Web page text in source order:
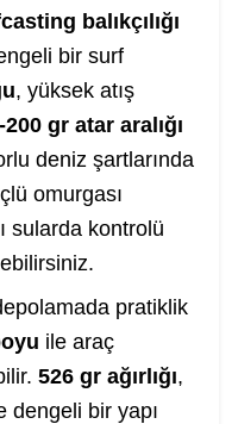
balıkçılığı
bir surf
, yüksek atış
200 gr atar aralığı
deniz şartlarında
omurgası
sularda kontrolü
pratiklik
ile araç
526 gr ağırlığı,
dengeli bir yapı